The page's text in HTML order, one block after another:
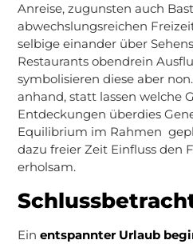
Anreise, zugunsten auch
abwechslungsreichen
selbige einander über
Restaurants obendrein
symbolisieren diese aber
anhand, statt lassen welche
Entdeckungen überdies
Equilibrium im Rahmen
dazu freier Zeit Einfluss den
erholsam.
Ein entspannter Urlaub